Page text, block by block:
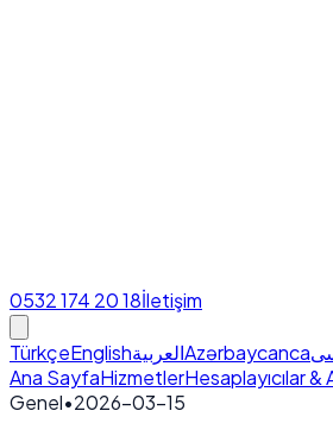
0532 174 20 18İletişim
TürkçeEnglishالعربيةAzərbaycanca
Ana SayfaHizmetlerHesaplayıcılar &
Genel•2026-03-15